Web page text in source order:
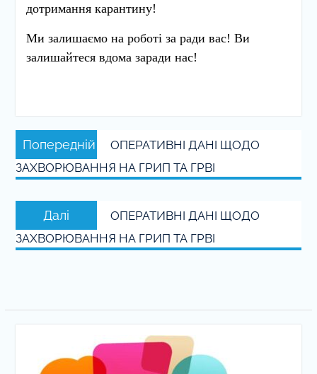
дотримання карантину!
Ми залишаємо на роботі за ради вас! Ви
залишайтеся вдома заради нас!
Навігація
записів
Попередній
запис:
ОПЕРАТИВНІ ДАНІ ЩОДО
ЗАХВОРЮВАННЯ НА ГРИП ТА ГРВІ
Далі
запис:
ОПЕРАТИВНІ ДАНІ ЩОДО
ЗАХВОРЮВАННЯ НА ГРИП ТА ГРВІ